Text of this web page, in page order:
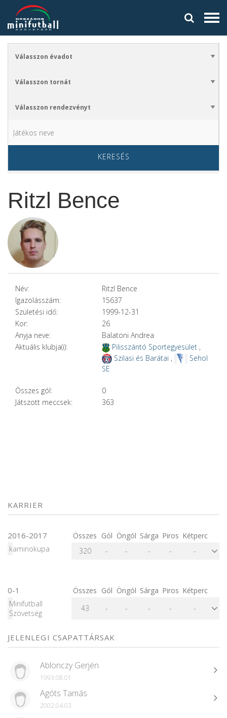
KERESÉS
Ritzl Bence
Név:
Ritzl Bence
Igazolásszám:
15637
Születési idő:
1999-12-31
Kor:
26
Anyja neve:
Balatoni Andrea
Aktuális klubja(i):
Pilisszántó Sportegyesület,
Szilasi és Barátai ,
Sehol
SE
Összes gól:
0
Játszott meccsek:
363
KARRIER
2016-2017 Összes Gól Öngól Sárga Piros Kétperc
kaminokupa
320 - - - - -
0-1 Összes Gól Öngól Sárga Piros Kétperc
Minifutball
Szövetség
43 - - - - -
JELENLEGI CSAPATTÁRSAK
Ablonczy Gerjén
1993.08.01
Agóts Tamás
2002.04.03